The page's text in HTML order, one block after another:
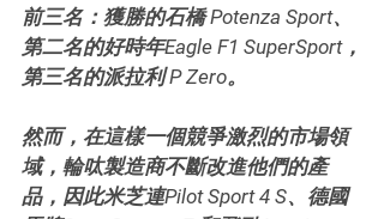
前三名：獲勝的石橋 Potenza Sport、
第二名的好時年Eagle F1 SuperSport，
第三名的派拉利 P Zero。
然而，在這樣一個競爭激烈的市場領
域，輪呔製造商不斷改進他們的產
品，因此米芝連Pilot Sport 4 S、德國